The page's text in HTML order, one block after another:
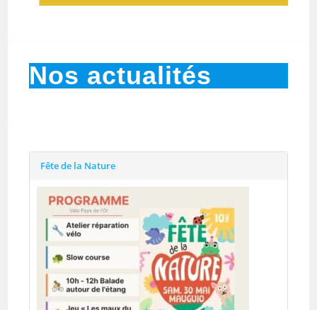
Nos actualités
Fête de la Nature